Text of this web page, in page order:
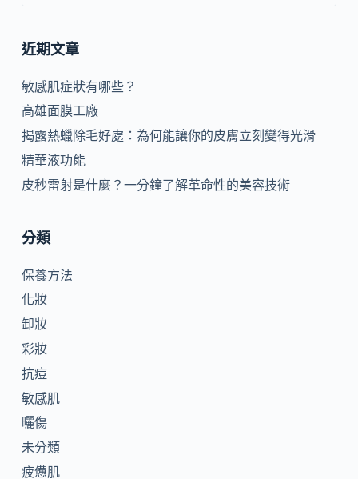
近期文章
敏感肌症狀有哪些？
高雄面膜工廠
揭露熱蠟除毛好處：為何能讓你的皮膚立刻變得光滑
精華液功能
皮秒雷射是什麼？一分鐘了解革命性的美容技術
分類
保養方法
化妝
卸妝
彩妝
抗痘
敏感肌
曬傷
未分類
疲憊肌